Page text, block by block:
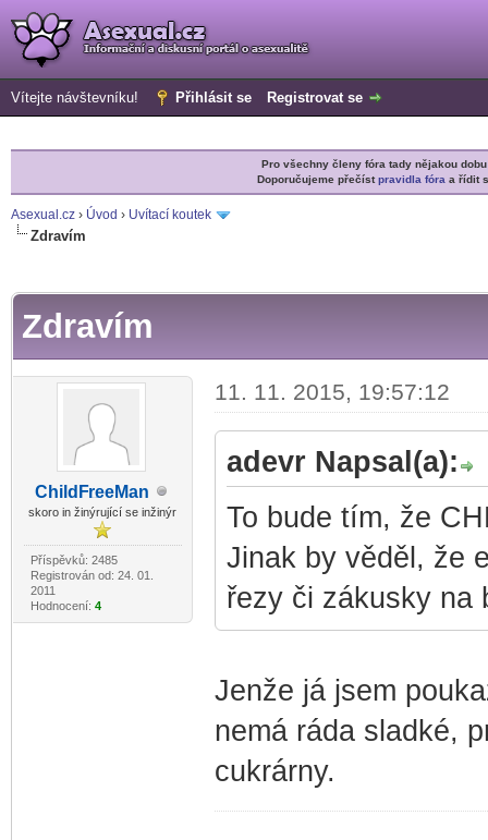
Vítejte návštevníku! Přihlásit se Registrovat se
Pro všechny členy fóra tady nějakou
Doporučujeme přečístpravidla fóra a řídit
Asexual.cz › Úvod › Uvítací koutek
Zdravím
Zdravím
ChildFreeMan
skoro in žinýrující se inžinýr
Příspěvků: 2485
Registrován od: 24. 01.
2011
Hodnocení: 4
11. 11. 2015, 19:57:12
adevr Napsal(a):
To bude tím, že
Jinak by věděl, že
řezy či zákusky na
Jenže já jsem
nemá ráda sladké,
cukrárny.